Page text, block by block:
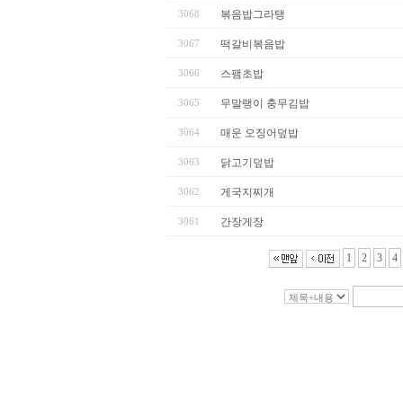
3068 볶음밥그라탱
3067 떡갈비볶음밥
3066 스팸초밥
3065 무말랭이 충무김밥
3064 매운 오징어덮밥
3063 닭고기덮밥
3062 게국지찌개
3061 간장게장
1 2 3 4